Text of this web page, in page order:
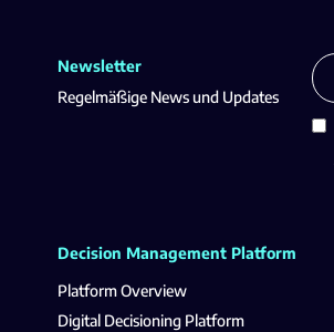
Newsletter
Regelmäßige News und Updates
Decision Management Platform
Platform Overview
Digital Decisioning Platform